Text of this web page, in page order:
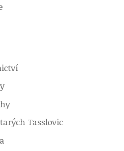
Tasslovic